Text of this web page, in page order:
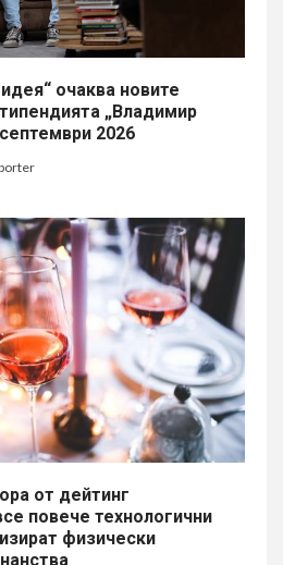
очаква новите
„Владимир
2026
от дейтинг
повече технологични
физически